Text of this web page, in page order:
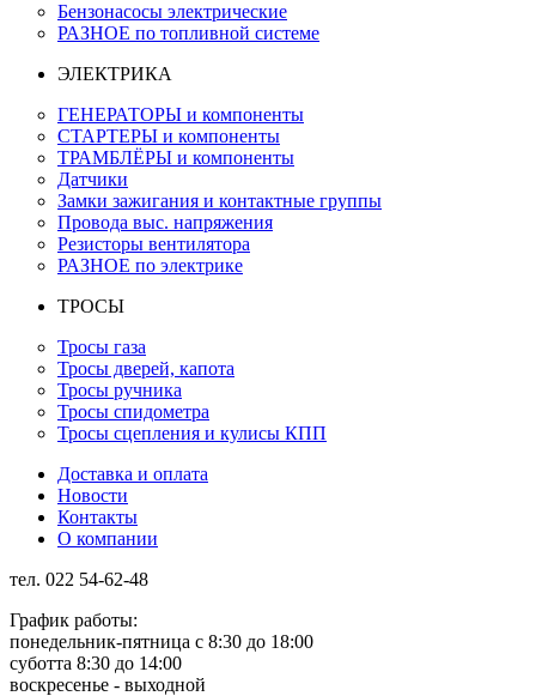
Бензонасосы электрические
РАЗНОЕ по топливной системе
ЭЛЕКТРИКА
ГЕНЕРАТОРЫ и компоненты
СТАРТЕРЫ и компоненты
ТРАМБЛЁРЫ и компоненты
Датчики
Замки зажигания и контактные группы
Провода выс. напряжения
Резисторы вентилятора
РАЗНОЕ по электрике
ТРОСЫ
Тросы газа
Тросы дверей, капота
Тросы ручника
Тросы спидометра
Тросы сцепления и кулисы КПП
Доставка и оплата
Новости
Контакты
О компании
тел. 022 54-62-48
График работы:
понедельник-пятница с 8:30 до 18:00
суботта 8:30 до 14:00
воскресенье - выходной